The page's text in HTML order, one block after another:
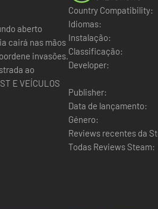
aberto
invasões.
ao
E VEÍCULOS
Country Compatibility:
Idiomas:
Instalação:
Classificação:
Developer:
Publisher:
Data de lançamento:
Género:
Reviews recentes da
Todas Reviews Steam: